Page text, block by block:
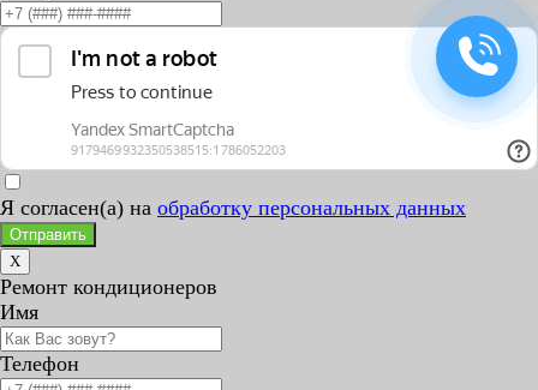
Я согласен(а) на обработку персональных данных
Отправить
X
Ремонт кондиционеров
Имя
Телефон